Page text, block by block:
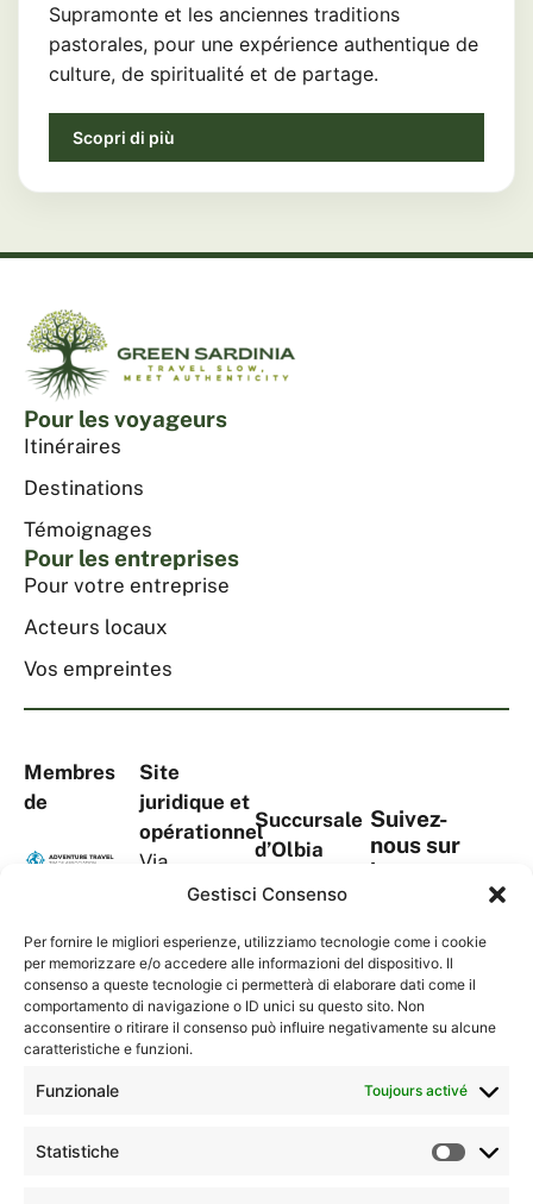
Gestisci Consenso
Per fornire le migliori esperienze, utilizziamo tecnologie come i cookie
per memorizzare e/o accedere alle informazioni del dispositivo. Il
consenso a queste tecnologie ci permetterà di elaborare dati come il
comportamento di navigazione o ID unici su questo sito. Non
acconsentire o ritirare il consenso può influire negativamente su alcune
caratteristiche e funzioni.
Funzionale Toujours activé
Statistiche
Supramonte et les anciennes traditions
pastorales, pour une expérience authentique de
culture, de spiritualité et de partage.
Scopri di più
Pour les voyageurs
Itinéraires
Destinations
Témoignages
Pour les entreprises
Pour votre entreprise
Acteurs locaux
Vos empreintes
Membres
de
Site
juridique et
opérationnel
Via
S.Tommaso
18A
1° Piano,
Torre Blu
09134
Succursale
d’Olbia
Moro, 367
Complesso
“La
Serenissima
2”
Suivez-
nous sur
les
Contacts